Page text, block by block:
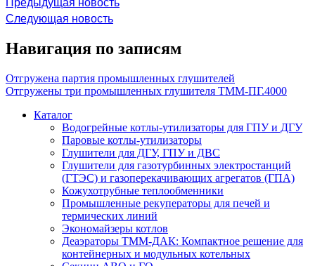
Следующая новость
Навигация по записям
Отгружена партия промышленных глушителей
Отгружены три промышленных глушителя ТММ-ПГ.4000
Каталог
Водогрейные котлы-утилизаторы для ГПУ и ДГУ
Паровые котлы-утилизаторы
Глушители для ДГУ, ГПУ и ДВС
Глушители для газотурбинных электростанций
(ГТЭС) и газоперекачивающих агрегатов (ГПА)
Кожухотрубные теплообменники
Промышленные рекуператоры для печей и
термических линий
Экономайзеры котлов
Деаэраторы ТММ-ДАК: Компактное решение для
контейнерных и модульных котельных